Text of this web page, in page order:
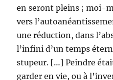
en seront pleins ; moi-
vers
une réduction, dans
l’infini d’un temps
stupeur. […] Peindre
garder en vie, ou à